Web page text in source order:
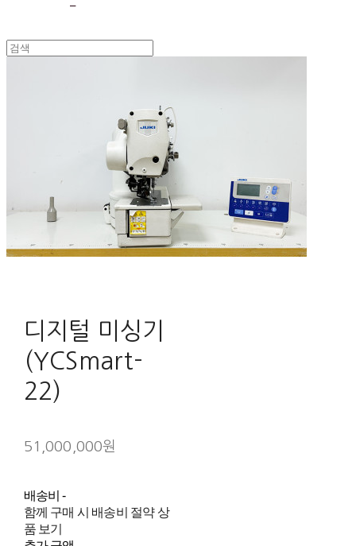
디지털 미싱기
(YCSmart-
22)
51,000,000원
배송비-
함께 구매 시 배송비 절약 상
품 보기